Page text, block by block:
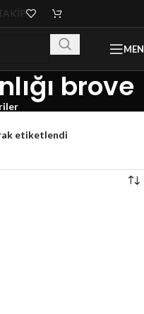
brove
etiketlendi